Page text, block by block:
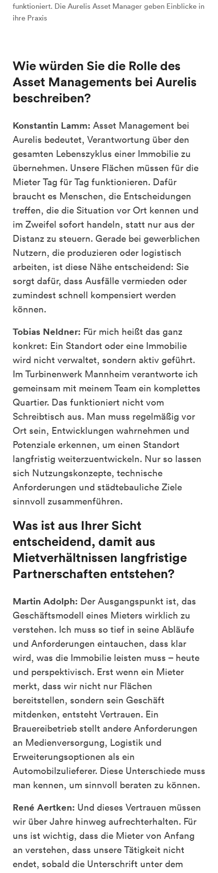
funktioniert. Die Aurelis Asset Manager geben Einblicke in
ihre Praxis
Wie würden Sie die Rolle des
Asset Managements bei Aurelis
beschreiben?
Konstantin Lamm: Asset Management bei
Aurelis bedeutet, Verantwortung über den
gesamten Lebenszyklus einer Immobilie zu
übernehmen. Unsere Flächen müssen für die
Mieter Tag für Tag funktionieren. Dafür
braucht es Menschen, die Entscheidungen
treffen, die die Situation vor Ort kennen und
im Zweifel sofort handeln, statt nur aus der
Distanz zu steuern. Gerade bei gewerblichen
Nutzern, die produzieren oder logistisch
arbeiten, ist diese Nähe entscheidend: Sie
sorgt dafür, dass Ausfälle vermieden oder
zumindest schnell kompensiert werden
können.
Tobias Neldner: Für mich heißt das ganz
konkret: Ein Standort oder eine Immobilie
wird nicht verwaltet, sondern aktiv geführt.
Im Turbinenwerk Mannheim verantworte ich
gemeinsam mit meinem Team ein komplettes
Quartier. Das funktioniert nicht vom
Schreibtisch aus. Man muss regelmäßig vor
Ort sein, Entwicklungen wahrnehmen und
Potenziale erkennen, um einen Standort
langfristig weiterzuentwickeln. Nur so lassen
sich Nutzungskonzepte, technische
Anforderungen und städtebauliche Ziele
sinnvoll zusammenführen.
Was ist aus Ihrer Sicht
entscheidend, damit aus
Mietverhältnissen langfristige
Partnerschaften entstehen?
Martin Adolph: Der Ausgangspunkt ist, das
Geschäftsmodell eines Mieters wirklich zu
verstehen. Ich muss so tief in seine Abläufe
und Anforderungen eintauchen, dass klar
wird, was die Immobilie leisten muss – heute
und perspektivisch. Erst wenn ein Mieter
merkt, dass wir nicht nur Flächen
bereitstellen, sondern sein Geschäft
mitdenken, entsteht Vertrauen. Ein
Brauereibetrieb stellt andere Anforderungen
an Medienversorgung, Logistik und
Erweiterungsoptionen als ein
Automobilzulieferer. Diese Unterschiede muss
man kennen, um sinnvoll beraten zu können.
René Aertken: Und dieses Vertrauen müssen
wir über Jahre hinweg aufrechterhalten. Für
uns ist wichtig, dass die Mieter von Anfang
an verstehen, dass unsere Tätigkeit nicht
endet, sobald die Unterschrift unter dem